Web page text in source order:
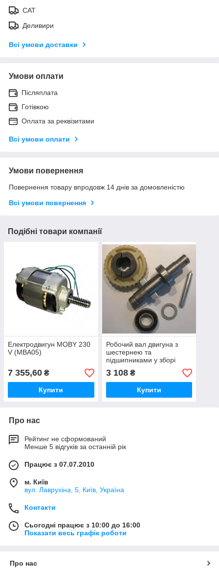
САТ
Деливири
Всі умови доставки
Умови оплати
Післяплата
Готівкою
Оплата за реквізитами
Всі умови оплати
Умови повернення
Повернення товару впродовж 14 днів за домовленістю
Всі умови повернення
Подібні товари компанії
Електродвигун MOBY 230
V (MBA05)
7 355,60 ₴
Купити
Робочий вал двигуна з
шестернею та
підшипниками у зборі
DoorHan DHSL011
3 108₴
Купити
Про нас
Рейтинг не сформований
Менше 5 відгуків за останній рік
Працює з 07.07.2010
м. Київ
вул. Лаврухіна, 5, Київ, Україна
Контакти
Сьогодні працює з 10:00 до 16:00
Показати весь графік роботи
Про нас